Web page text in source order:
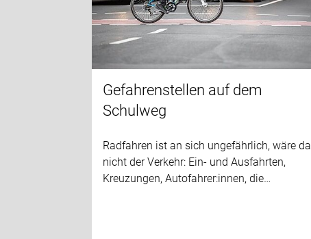
Gefahrenstellen auf dem
Schulweg
Radfahren ist an sich ungefährlich, wäre da
nicht der Verkehr: Ein- und Ausfahrten,
Kreuzungen, Autofahrer:innen, die…